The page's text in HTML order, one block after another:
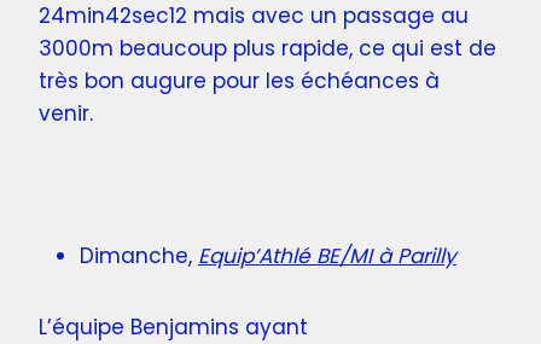
24min42sec12 mais avec un passage au
3000m beaucoup plus rapide, ce qui est de
très bon augure pour les échéances à
venir.
Dimanche, Equip’Athlé BE/MI à Parilly
L’équipe Benjamins ayant